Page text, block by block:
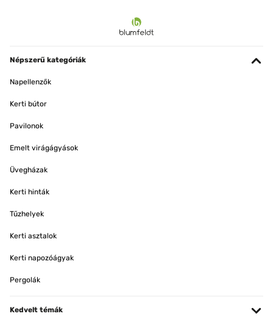
Népszerű kategóriák
Napellenzők
Kerti bútor
Pavilonok
Emelt virágágyások
Üvegházak
Kerti hinták
Tűzhelyek
Kerti asztalok
Kerti napozóágyak
Pergolák
Kedvelt témák